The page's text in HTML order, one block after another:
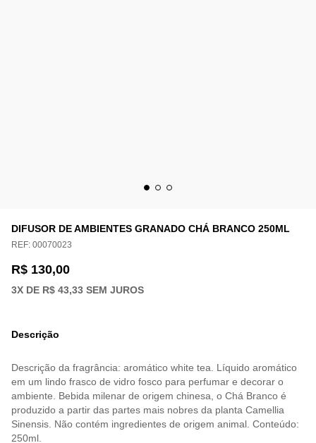
DIFUSOR DE AMBIENTES GRANADO CHÁ BRANCO 250ML
REF: 00070023
R$ 130,00
3X DE R$ 43,33 SEM JUROS
Descrição
Descrição da fragrância: aromático white tea. Líquido aromático
em um lindo frasco de vidro fosco para perfumar e decorar o
ambiente. Bebida milenar de origem chinesa, o Chá Branco é
produzido a partir das partes mais nobres da planta Camellia
Sinensis. Não contém ingredientes de origem animal. Conteúdo:
250ml.